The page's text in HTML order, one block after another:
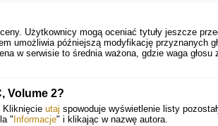
Mountain
Użytkownicy mogą oceniać tytuły jeszcze
umożliwia późniejszą modyfikację przyznanych
w serwisie to średnia ważona, gdzie waga głosu
Volume 2?
Kliknięcie utaj spowoduje wyświetlenie listy
" Informacje" i klikając w nazwę autora.